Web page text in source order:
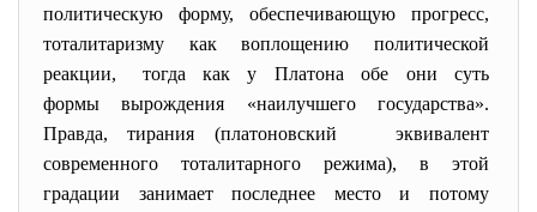
политическую форму, обеспечивающую прогресс,
тоталитаризму как воплощению политической
реакции, тогда как у Платона обе они суть
формы вырождения «наилучшего государства».
Правда, тирания (платоновский эквивалент
современного тоталитарного режима), в этой
градации занимает последнее место и потому